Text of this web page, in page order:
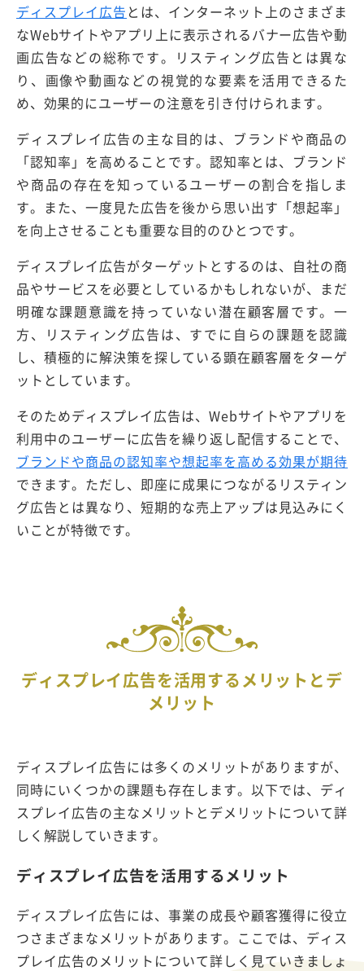
ディスプレイ広告 とは、インターネット上のさまざま
なWebサイトやアプリ上に表示されるバナー広告や動
画広告などの総称です。リスティング広告とは異な
り、画像や動画などの視覚的な要素を活用できるた
め、効果的にユーザーの注意を引き付けられます。
ディスプレイ広告の主な目的は、ブランドや商品の
「認知率」を高めることです。認知率とは、ブランド
や商品の存在を知っているユーザーの割合を指しま
す。また、一度見た広告を後から思い出す「想起率」
を向上させることも重要な目的のひとつです。
ディスプレイ広告がターゲットとするのは、自社の商
品やサービスを必要としているかもしれないが、まだ
明確な課題意識を持っていない潜在顧客層です。一
方、リスティング広告は、すでに自らの課題を認識
し、積極的に解決策を探している顕在顧客層をターゲ
ットとしています。
そのためディスプレイ広告は、Webサイトやアプリを
利用中のユーザーに広告を繰り返し配信することで、
ブランドや商品の認知率や想起率を高める効果が期待
できます。ただし、即座に成果につながるリスティン
グ広告とは異なり、短期的な売上アップは見込みにく
いことが特徴です。
ディスプレイ広告を活用するメリットとデ
メリット
ディスプレイ広告には多くのメリットがありますが、
同時にいくつかの課題も存在します。以下では、ディ
スプレイ広告の主なメリットとデメリットについて詳
しく解説していきます。
ディスプレイ広告を活用するメリット
ディスプレイ広告には、事業の成長や顧客獲得に役立
つさまざまなメリットがあります。ここでは、ディス
プレイ広告のメリットについて詳しく見ていきましょ